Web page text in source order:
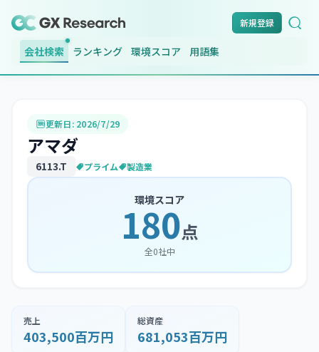
新規登録
会社検索 ランキング 環境スコア 用語集
更新日: 2026/7/29
アマダ
6113.T プライム 製造業
環境スコア
180点
全0社中
売上
403,500百万円
総資産
681,053百万円